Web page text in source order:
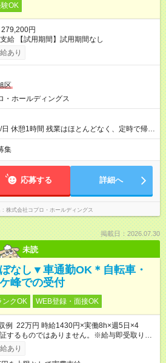
OK
円
残業代1分単位で支給 【試用期間】試用期間なし
あり
区
・ホールディングス
ほとんどなく、定時で帰れ
です。 毎日の業務は進捗管理や事務が中心な
べき仕事」が終われば、自然と区切りをつけ
ます。
集
応募する 詳細へ
株式会社コプロ・ホールディングス
掲載日：2026.07.30
未読
なし▼車通勤OK＊自転車・
峰での受付
ンクOK WEB登録・面接OK
22万円 時給1430円×実働8h×週5日×4
するものではありません。※給与即受取りサ
条件有）
あり